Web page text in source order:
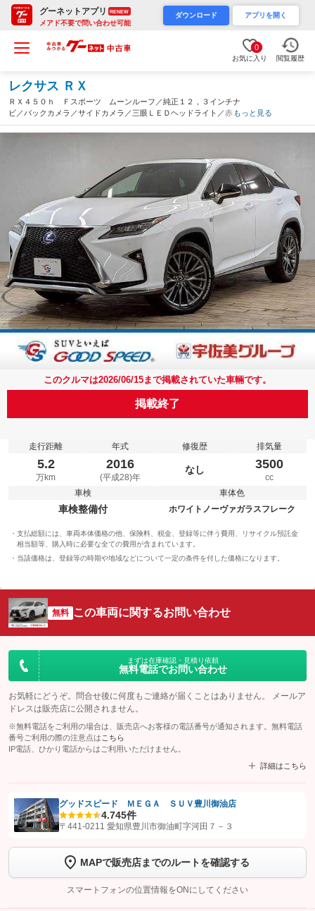
グーネットアプリ RENEW
メアド不要で問い合わせ可能
ダウンロード アプリを開く
0
お気に入り 閲覧履歴
レクサス ＲＸ
ＲＸ４５０ｈ Ｆスポーツ ムーンルーフ／純正１２，３インチナ
ビ／バックカメラ／サイドカメラ／三眼ＬＥＤヘッドライト／赤革
シート／電動リヤゲート／ブラインドスポットモニター／シートヒ
ーター／シートクーラー／ＡＣ１００Ｖ（愛知県）
もっと見る
このクルマは2026/06/15まで掲載されていた車輛です。
掲載終了
走行距離
5.2
万km
年式
2016
(平成28)年
修復歴
なし
排気量
3500
cc
車検
車検整備付
車体色
ホワイトノーヴァガラスフレーク
支払総額には、車両本体価格の他、保険料、税金、登録等に伴う費用、リサイクル預託金
相当額等、購入時に必要な全ての費用が含まれています。
当該価格は、登録等の時期や地域などについて一定の条件を付した価格になります。
無料 この車両に関するお問い合わせ
まずは在庫確認・見積り依頼
無料電話でお問い合わせ
お気軽にどうぞ。問合せ後に何度もご連絡が届くことはありません。 メールア
ドレスは販売店に公開されません。
※無料電話をご利用の場合は、販売店へお客様の電話番号が通知されます。無料電話
番号ご利用の際の注意点は こちら
IP電話、ひかり電話からはご利用いただけません。
詳細はこちら
【STEP1】認証画面でグーネットを友だち追加してから「許可する」ボタンを押
トーク画面で
ボタンをタップして問い合わせを
完了してください。
こちら
グッドスピード ＭＥＧＡ ＳＵＶ豊川御油店
4.745件
〒441-0211 愛知県豊川市御油町字河田７－３
MAPで販売店までのルートを確認する
スマートフォンの位置情報をONにしてください